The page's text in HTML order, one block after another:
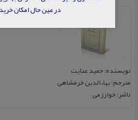
اندیشه سیاسی در
نویسنده: حمید عنایت
مترجم: بهاءالدین خرمشاهی
ناشر: خوارزمی
در عین حال امکان